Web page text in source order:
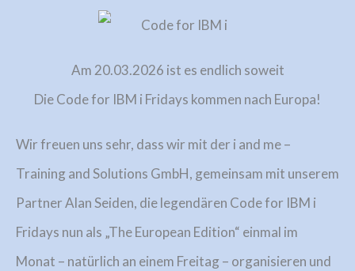
Am 20.03.2026 ist es endlich soweit
Die Code for IBM i Fridays kommen nach Europa!
Wir freuen uns sehr, dass wir mit der i and me –
Training and Solutions GmbH, gemeinsam mit unserem
Partner Alan Seiden, die legendären Code for IBM i
Fridays nun als „The European Edition“ einmal im
Monat – natürlich an einem Freitag – organisieren und